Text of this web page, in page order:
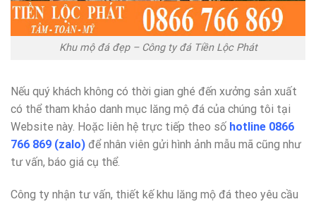
Khu mộ đá đẹp – Công ty đá Tiền Lộc Phát
Nếu quý khách không có thời gian ghé đến xưởng sản xuất
có thể tham khảo danh mục lăng mộ đá của chúng tôi tại
Website này. Hoặc liên hệ trực tiếp theo số hotline 0866
766 869 (zalo) để nhân viên gửi hình ảnh mẫu mã cũng như
tư vấn, báo giá cụ thể.
Công ty nhận tư vấn, thiết kế khu lăng mộ đá theo yêu cầu